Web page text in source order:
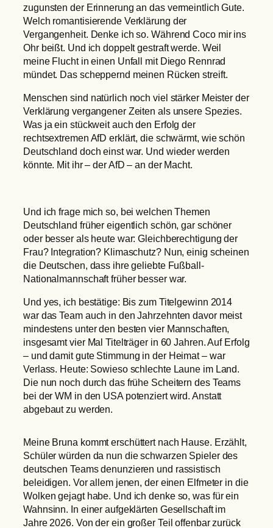
zugunsten der Erinnerung an das vermeintlich Gute.
Welch romantisierende Verklärung der
Vergangenheit. Denke ich so. Während Coco mir ins
Ohr beißt. Und ich doppelt gestraft werde. Weil
meine Flucht in einen Unfall mit Diego Rennrad
mündet. Das scheppernd meinen Rücken streift.
Menschen sind natürlich noch viel stärker Meister der
Verklärung vergangener Zeiten als unsere Spezies.
Was ja ein stückweit auch den Erfolg der
rechtsextremen AfD erklärt, die schwärmt, wie schön
Deutschland doch einst war. Und wieder werden
könnte. Mit ihr – der AfD – an der Macht.
Und ich frage mich so, bei welchen Themen
Deutschland früher eigentlich schön, gar schöner
oder besser als heute war: Gleichberechtigung der
Frau? Integration? Klimaschutz? Nun, einig scheinen
die Deutschen, dass ihre geliebte Fußball-
Nationalmannschaft früher besser war.
Und yes, ich bestätige: Bis zum Titelgewinn 2014
war das Team auch in den Jahrzehnten davor meist
mindestens unter den besten vier Mannschaften,
insgesamt vier Mal Titelträger in 60 Jahren. Auf Erfolg
– und damit gute Stimmung in der Heimat – war
Verlass. Heute: Sowieso schlechte Laune im Land.
Die nun noch durch das frühe Scheitern des Teams
bei der WM in den USA potenziert wird. Anstatt
abgebaut zu werden.
Meine Bruna kommt erschüttert nach Hause. Erzählt,
Schüler würden da nun die schwarzen Spieler des
deutschen Teams denunzieren und rassistisch
beleidigen. Vor allem jenen, der einen Elfmeter in die
Wolken gejagt habe. Und ich denke so, was für ein
Wahnsinn. In einer aufgeklärten Gesellschaft im
Jahre 2026. Von der ein großer Teil offenbar zurück